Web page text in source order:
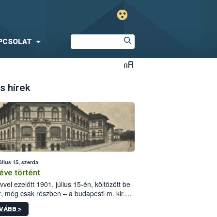
hírek
15, szerda
történt
ezelőtt 1901. július 15-én, költözött be
még csak részben – a budapesti m. kir.
állomás a Kis Rókus utca
alatti, Czigler Győző által tervezett új
>